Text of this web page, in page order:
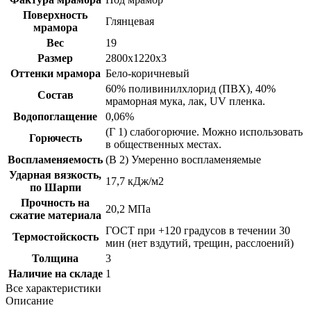
Поверхность
мрамора
Глянцевая
Вес
19
Размер
2800х1220х3
Оттенки мрамора Бело-коричневый
Состав
60% поливинилхлорид (ПВХ), 40%
мраморная мука, лак, UV пленка.
Водопоглащение
0,06%
Горючесть
(Г 1) слабогорючие. Можно использовать
в общественных местах.
Воспламеняемость (B 2) Умеренно воспламеняемые
Ударная вязкость,
по Шарпи
17,7 кДж/м2
Прочность на
сжатие материала
20,2 МПа
Термостойскость
ГОСТ при +120 градусов в течении 30
мин (нет вздутий, трещин, расслоений)
Толщина
3
Наличие на складе 1
Все характеристики
Описание